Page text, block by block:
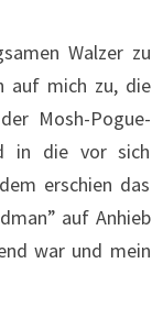
Walzer zu
auf mich zu, die
Mosh-Pogue-
in die vor sich
erschien das
auf Anhieb
war und mein